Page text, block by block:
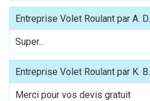
Entreprise Volet Roulant par A. D.
Super...
Entreprise Volet Roulant par K. B.
Merci pour vos devis gratuit